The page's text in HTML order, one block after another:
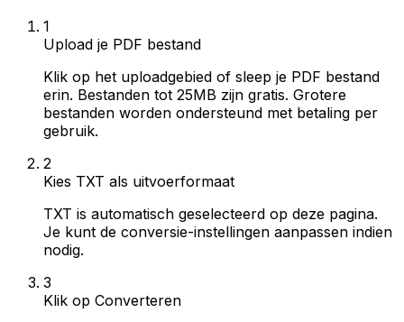
1
Upload je PDF bestand
Klik op het uploadgebied of sleep je PDF bestand
erin. Bestanden tot 25MB zijn gratis. Grotere
bestanden worden ondersteund met betaling per
gebruik.
2
Kies TXT als uitvoerformaat
TXT is automatisch geselecteerd op deze pagina.
Je kunt de conversie-instellingen aanpassen indien
nodig.
3
Klik op Converteren